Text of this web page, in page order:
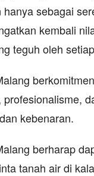
sebagai
kembali
teguh oleh
kebenaran.
berharap
tanah air di